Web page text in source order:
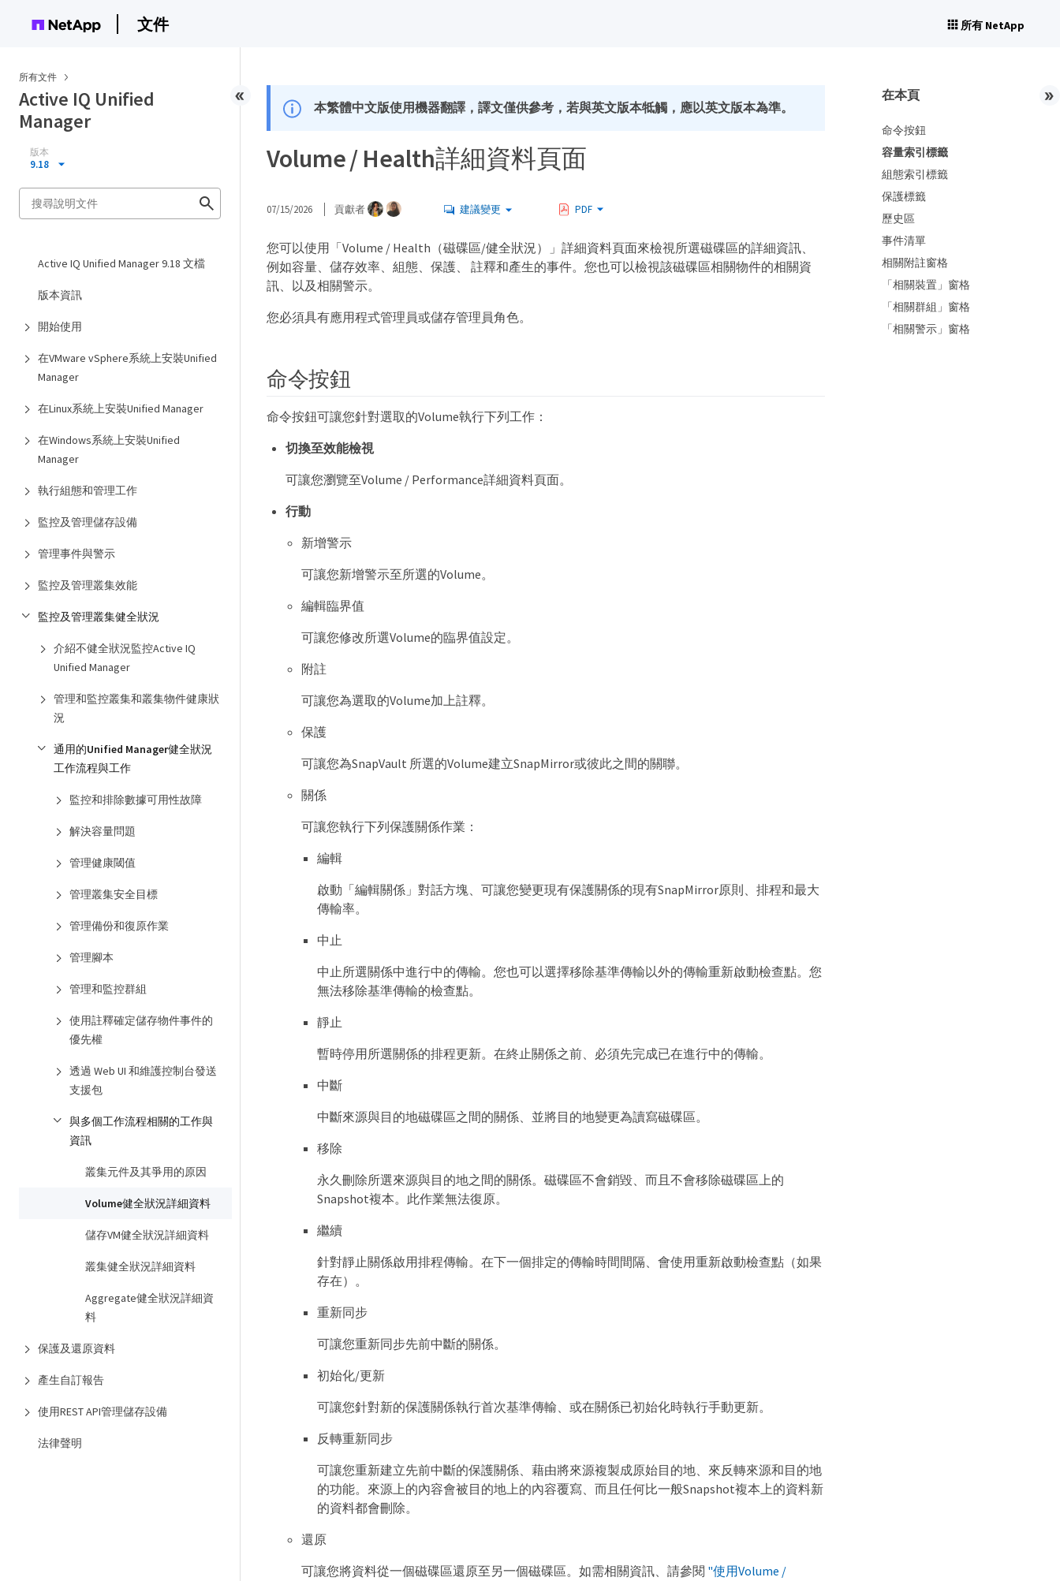
文件 所有 NetApp
所有文件
Active IQ Unified
Manager
版本
9.18
Active IQ Unified Manager 9.18 文檔
版本資訊
開始使用
在VMware vSphere系統上安裝Unified
Manager
在Linux系統上安裝Unified Manager
在Windows系統上安裝Unified
Manager
執行組態和管理工作
監控及管理儲存設備
管理事件與警示
監控及管理叢集效能
監控及管理叢集健全狀況
介紹不健全狀況監控Active IQ
Unified Manager
管理和監控叢集和叢集物件健康狀
況
通用的Unified Manager健全狀況
工作流程與工作
監控和排除數據可用性故障
解決容量問題
管理健康閾值
管理叢集安全目標
管理備份和復原作業
管理腳本
管理和監控群組
使用註釋確定儲存物件事件的
優先權
透過 Web UI 和維護控制台發送
支援包
與多個工作流程相關的工作與
資訊
叢集元件及其爭用的原因
Volume健全狀況詳細資料
儲存VM健全狀況詳細資料
叢集健全狀況詳細資料
Aggregate健全狀況詳細資
料
保護及還原資料
產生自訂報告
使用REST API管理儲存設備
法律聲明
本繁體中文版使用機器翻譯，譯文僅供參考，若與英文版本牴觸，應以英文版本為準。
Volume / Health詳細資料頁面
07/15/2026 貢獻者 建議變更 PDF
您可以使用「Volume / Health（磁碟區/健全狀況）」詳細資料頁面來檢視所選磁碟區的詳細資訊、
例如容量、儲存效率、組態、保護、 註釋和產生的事件。您也可以檢視該磁碟區相關物件的相關資
訊、以及相關警示。
您必須具有應用程式管理員或儲存管理員角色。
命令按鈕
命令按鈕可讓您針對選取的Volume執行下列工作：
切換至效能檢視
可讓您瀏覽至Volume / Performance詳細資料頁面。
行動
新增警示
可讓您新增警示至所選的Volume。
編輯臨界值
可讓您修改所選Volume的臨界值設定。
附註
可讓您為選取的Volume加上註釋。
保護
可讓您為SnapVault 所選的Volume建立SnapMirror或彼此之間的關聯。
關係
可讓您執行下列保護關係作業：
編輯
啟動「編輯關係」對話方塊、可讓您變更現有保護關係的現有SnapMirror原則、排程和最大
傳輸率。
中止
中止所選關係中進行中的傳輸。您也可以選擇移除基準傳輸以外的傳輸重新啟動檢查點。您
無法移除基準傳輸的檢查點。
靜止
暫時停用所選關係的排程更新。在終止關係之前、必須先完成已在進行中的傳輸。
中斷
中斷來源與目的地磁碟區之間的關係、並將目的地變更為讀寫磁碟區。
移除
永久刪除所選來源與目的地之間的關係。磁碟區不會銷毀、而且不會移除磁碟區上的
Snapshot複本。此作業無法復原。
繼續
針對靜止關係啟用排程傳輸。在下一個排定的傳輸時間間隔、會使用重新啟動檢查點（如果
存在）。
重新同步
可讓您重新同步先前中斷的關係。
初始化/更新
可讓您針對新的保護關係執行首次基準傳輸、或在關係已初始化時執行手動更新。
反轉重新同步
可讓您重新建立先前中斷的保護關係、藉由將來源複製成原始目的地、來反轉來源和目的地
的功能。來源上的內容會被目的地上的內容覆寫、而且任何比一般Snapshot複本上的資料新
的資料都會刪除。
還原
可讓您將資料從一個磁碟區還原至另一個磁碟區。如需相關資訊、請參閱 "使用Volume /
在本頁
命令按鈕
容量索引標籤
組態索引標籤
保護標籤
歷史區
事件清單
相關附註窗格
「相關裝置」窗格
「相關群組」窗格
「相關警示」窗格